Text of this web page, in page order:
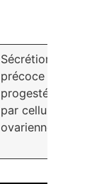
Sécrétion
précoce de
progestérone
par cellules
ovariennes